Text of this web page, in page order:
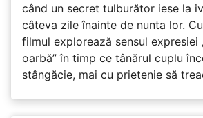
când un secret tulburător iese la
câteva zile înainte de nunta lor.
filmul explorează sensul expresiei
oarbă” în timp ce tânărul cuplu
stângăcie, mai cu prietenie să